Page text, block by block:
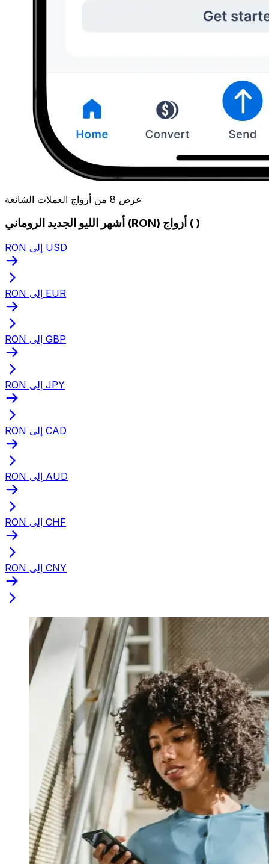
عرض 8 من أزواج العملات الشائعة
أشهر الليو الجديد الروماني (RON) أزواج ( )
RON إلى USD
RON إلى EUR
RON إلى GBP
RON إلى JPY
RON إلى CAD
RON إلى AUD
RON إلى CHF
RON إلى CNY